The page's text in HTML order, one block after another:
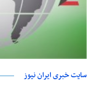
سایت خبری ایران نیوز